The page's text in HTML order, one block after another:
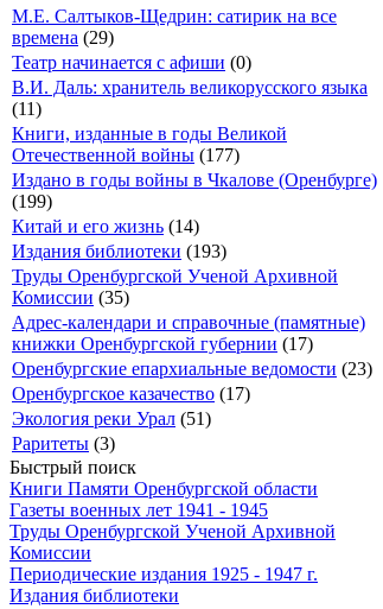
М.Е. Салтыков-Щедрин: сатирик на все
времена (29)
Театр начинается с афиши (0)
В.И. Даль: хранитель великорусского языка
(11)
Книги, изданные в годы Великой
Отечественной войны (177)
Издано в годы войны в Чкалове (Оренбурге)
(199)
Китай и его жизнь (14)
Издания библиотеки (193)
Труды Оренбургской Ученой Архивной
Комиссии (35)
Адрес-календари и справочные (памятные)
книжки Оренбургской губернии (17)
Оренбургские епархиальные ведомости (23)
Оренбургское казачество (17)
Экология реки Урал (51)
Раритеты (3)
Быстрый поиск
Книги Памяти Оренбургской области
Газеты военных лет 1941 - 1945
Труды Оренбургской Ученой Архивной
Комиссии
Периодические издания 1925 - 1947 г.
Издания библиотеки